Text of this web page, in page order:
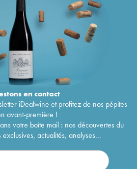
encontact
iDealwine et profitez de nos pépites
avant-première !
votre boîte mail : nos découvertes du
exclusives, actualités, analyses...